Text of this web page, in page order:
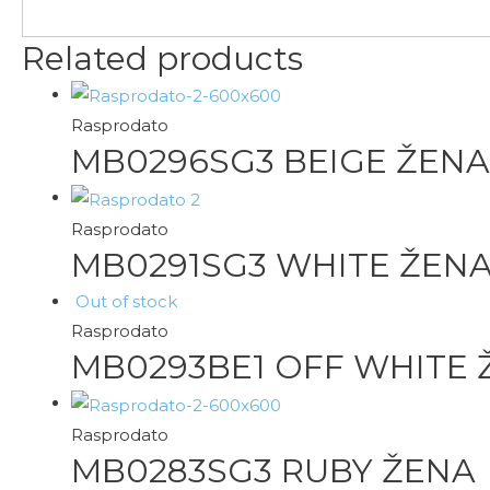
Related products
Rasprodato
MB0296SG3 BEIGE ŽENA
Rasprodato
MB0291SG3 WHITE
Out of stock
Rasprodato
MB0293BE1 OFF WHITE
Rasprodato
MB0283SG3 RUBY ŽENA